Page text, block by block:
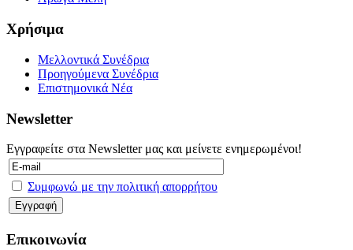
Χρήσιμα
Μελλοντικά Συνέδρια
Προηγούμενα Συνέδρια
Επιστημονικά Νέα
Newsletter
Εγγραφείτε στα Newsletter μας και μείνετε ενημερωμένοι!
Συμφωνώ με την πολιτική απορρήτου
Επικοινωνία